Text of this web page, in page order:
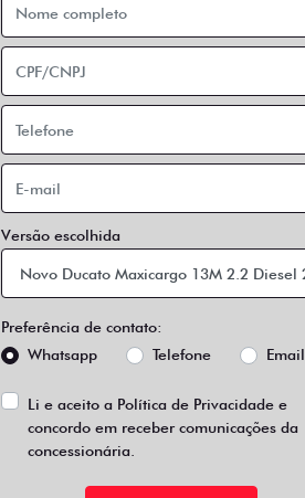
Versão escolhida
Preferência de contato:
Whatsapp
Telefone Email
Li e aceito a Política de Privacidadee
concordo em receber comunicações da
concessionária.